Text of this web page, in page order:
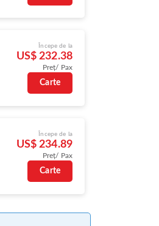
Începe de la
US$ 232.38
Preț/ Pax
Carte
Începe de la
US$ 234.89
Preț/ Pax
Carte